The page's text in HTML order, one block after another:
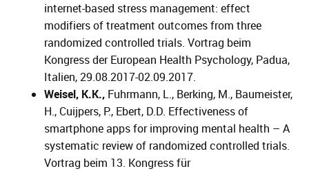
internet-based stress management: effect
modifiers of treatment outcomes from three
randomized controlled trials. Vortrag beim
Kongress der European Health Psychology, Padua,
Italien, 29.08.2017-02.09.2017.
Weisel, K.K., Fuhrmann, L., Berking, M., Baumeister,
H., Cuijpers, P., Ebert, D.D. Effectiveness of
smartphone apps for improving mental health – A
systematic review of randomized controlled trials.
Vortrag beim 13. Kongress für